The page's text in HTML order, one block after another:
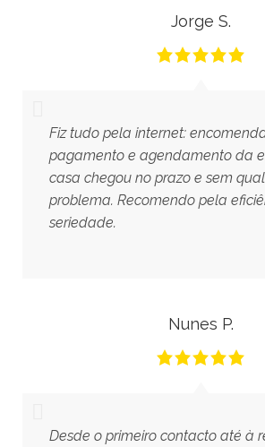
Fiz tudo pela internet:
pagamento e agendamento da
casa chegou no prazo e sem
problema. Recomendo pela
seriedade.
Jorge S.
Desde o primeiro contacto até à
Nunes P.